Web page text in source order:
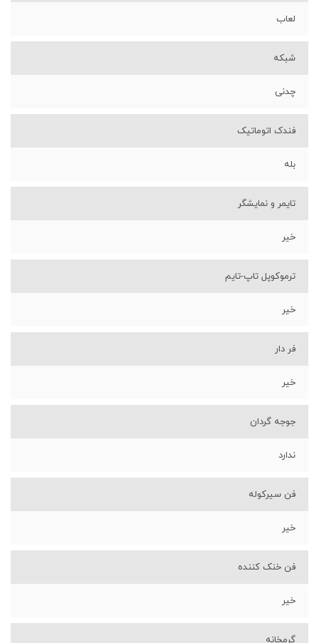
لعاب
شبکه
چدنی
فندک اتوماتیک
بله
تایمر و نمایشگر
خیر
ترموکوپل تاپ-تایم
خیر
فر دار
خیر
جوجه گردان
ندارد
فن سیرکوله
خیر
فن خنک کننده
خیر
گرمخانه